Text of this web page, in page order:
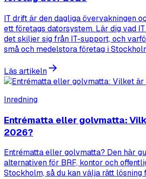
IT drift är den dagliga övervakningen
ett företags datorsystem. Lär dig vad
det skiljer sig från IT-support, och
små och medelstora företag i
Läs artikeln
Inredning
Entrématta eller golvmatta:
2026?
Entrématta eller golvmatta? Den här
alternativen för BRF, kontor och
Stockholm, så du kan välja rätt lösning